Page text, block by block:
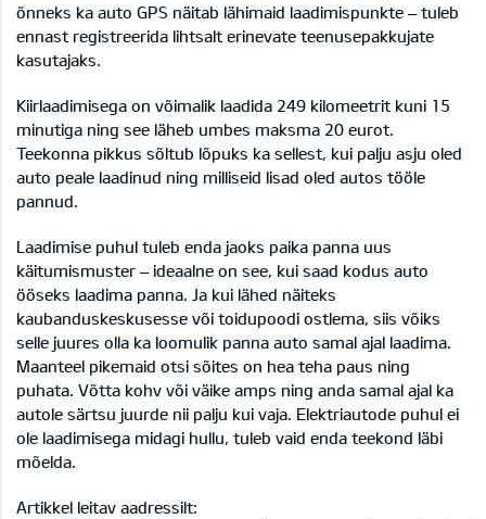
õnneks ka auto GPS näitab lähimaid laadimispunkte – tuleb
ennast registreerida lihtsalt erinevate teenusepakkujate
kasutajaks.
Kiirlaadimisega on võimalik laadida 249 kilomeetrit kuni 15
minutiga ning see läheb umbes maksma 20 eurot.
Teekonna pikkus sõltub lõpuks ka sellest, kui palju asju oled
auto peale laadinud ning milliseid lisad oled autos tööle
pannud.
Laadimise puhul tuleb enda jaoks paika panna uus
käitumismuster – ideaalne on see, kui saad kodus auto
ööseks laadima panna. Ja kui lähed näiteks
kaubanduskeskusesse või toidupoodi ostlema, siis võiks
selle juures olla ka loomulik panna auto samal ajal laadima.
Maanteel pikemaid otsi sõites on hea teha paus ning
puhata. Võtta kohv või väike amps ning anda samal ajal ka
autole särtsu juurde nii palju kui vaja. Elektriautode puhul ei
ole laadimisega midagi hullu, tuleb vaid enda teekond läbi
mõelda.
Artikkel leitav aadressilt: